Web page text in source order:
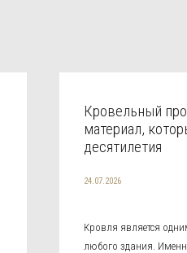
Кровельный
материал,
десятилетия
24.07.2026
Кровля является
любого здания.